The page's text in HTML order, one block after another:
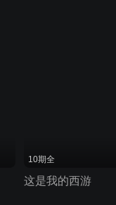
10期全
这是我的西游